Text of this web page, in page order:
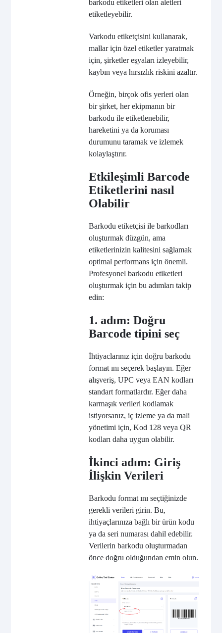
barkodu etiketleri olan aletleri
etiketleyebilir.
Varkodu etiketçisini kullanarak,
mallar için özel etiketler yaratmak
için, şirketler eşyaları izleyebilir,
kaybın veya hırsızlık riskini azaltır.
Örneğin, birçok ofis yerleri olan
bir şirket, her ekipmanın bir
barkodu ile etiketlenebilir,
hareketini ya da koruması
durumunu taramak ve izlemek
kolaylaştırır.
Etkileşimli Barcode
Etiketlerini nasıl
Olabilir
Barkodu etiketçisi ile barkodları
oluşturmak düzgün, ama
etiketlerinizin kalitesini sağlamak
optimal performans için önemli.
Profesyonel barkodu etiketleri
oluşturmak için bu adımları takip
edin:
1. adım: Doğru
Barcode tipini seç
İhtiyaclarınız için doğru barkodu
format ını seçerek başlayın. Eğer
alışveriş, UPC veya EAN kodları
standart formatlardır. Eğer daha
karmaşık verileri kodlamak
istiyorsanız, iç izleme ya da mali
yönetimi için, Kod 128 veya QR
kodları daha uygun olabilir.
İkinci adım: Giriş
İlişkin Verileri
Barkodu format ını seçtiğinizde
gerekli verileri girin. Bu,
ihtiyaçlarınıza bağlı bir ürün kodu
ya da seri numarası dahil edebilir.
Verilerin barkodu oluşturmadan
önce doğru olduğundan emin olun.